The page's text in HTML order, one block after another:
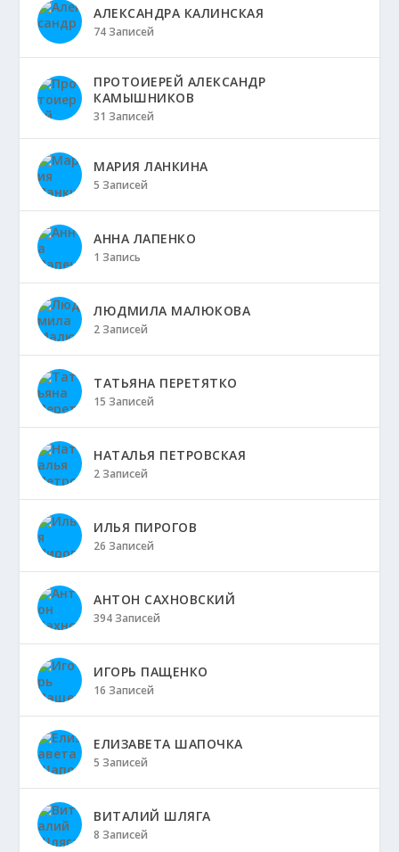
АЛЕКСАНДРА КАЛИНСКАЯ
74 Записей
ПРОТОИЕРЕЙ АЛЕКСАНДР
КАМЫШНИКОВ
31 Записей
МАРИЯ ЛАНКИНА
5 Записей
АННА ЛАПЕНКО
1 Запись
ЛЮДМИЛА МАЛЮКОВА
2 Записей
ТАТЬЯНА ПЕРЕТЯТКО
15 Записей
НАТАЛЬЯ ПЕТРОВСКАЯ
2 Записей
ИЛЬЯ ПИРОГОВ
26 Записей
АНТОН САХНОВСКИЙ
394 Записей
ИГОРЬ ПАЩЕНКО
16 Записей
ЕЛИЗАВЕТА ШАПОЧКА
5 Записей
ВИТАЛИЙ ШЛЯГА
8 Записей